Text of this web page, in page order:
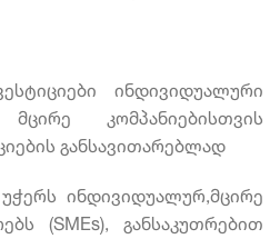
ინდივიდუალური
კომპანიებისთვის
განსავითარებლად
ინდივიდუალურ,მცირე
(SMEs), განსაკუთრებით